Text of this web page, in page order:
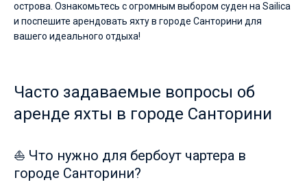
острова. Ознакомьтесь с огромным выбором суден на Sailica
и поспешите арендовать яхту в городе Санторини для
вашего идеального отдыха!
Часто задаваемые вопросы об
аренде яхты в городе Санторини
⛵ Что нужно для бербоут чартера в
городе Санторини?